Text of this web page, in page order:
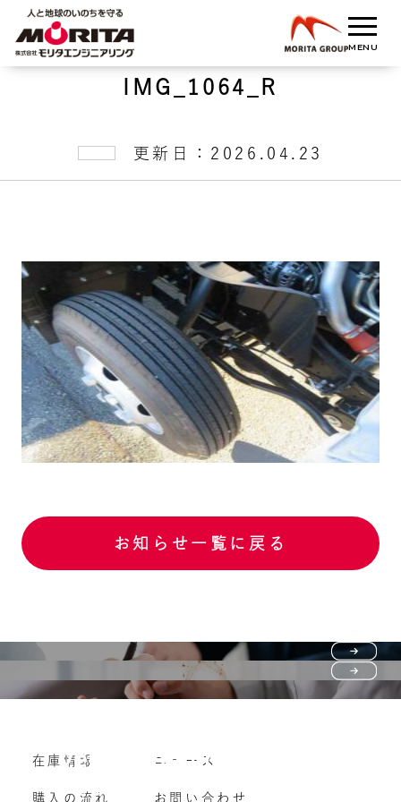
IMG_1064_R
更新日：2026.04.23
お知らせ一覧に戻る
購入の流れ
よくいただくご質問
Vehicle purchase
車両買い取り
在庫情報
購入の流れ
ニュース
お問い合わせ